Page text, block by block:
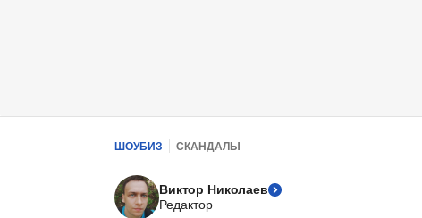
ШОУБИЗ СКАНДАЛЫ
Виктор Николаев
Редактор